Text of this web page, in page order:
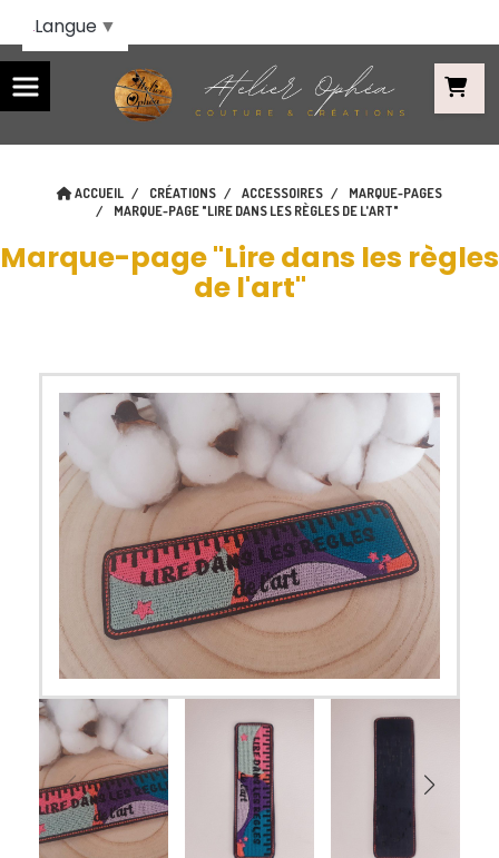
ACCUEIL CRÉATIONS ACCESSOIRES
MARQUE-PAGES
MARQUE-PAGE "LIRE DANS LES RÈGLES DE L'ART"
Marque-page "Lire dans les règles
de l'art"
Langue ▼